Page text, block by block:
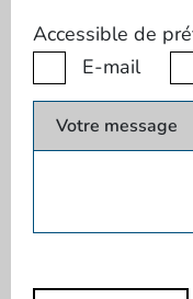
Accessible de
E-mail
Votre message